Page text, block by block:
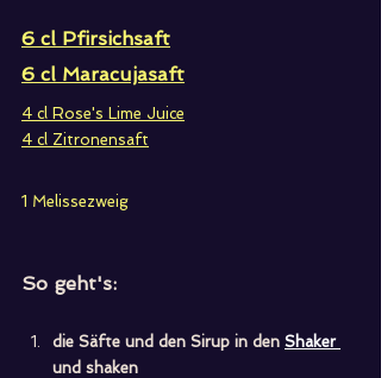
6 cl Pfirsichsaft
6 cl Maracujasaft
4 cl Rose's Lime Juice
4 cl Zitronensaft
1 Melissezweig
So geht's:
die Säfte und den Sirup in den Shaker
und shaken